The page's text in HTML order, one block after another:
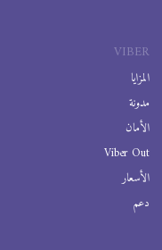
VIBER
المزايا
مدونة
الأمان
Viber Out
الأسعار
دعم